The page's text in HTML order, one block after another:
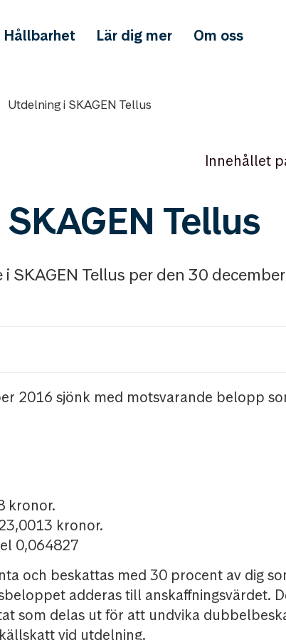
Hållbarhet Lär dig mer Om oss
Utdelning i SKAGEN Tellus
Innehållet
Tellus
SKAGEN Tellus per den 30
2016 sjönk med motsvarande belopp
kronor.
kronor.
0,064827
och beskattas med 30 procent av dig
adderas till anskaffningsvärdet.
som delas ut för att undvika
vid utdelning.